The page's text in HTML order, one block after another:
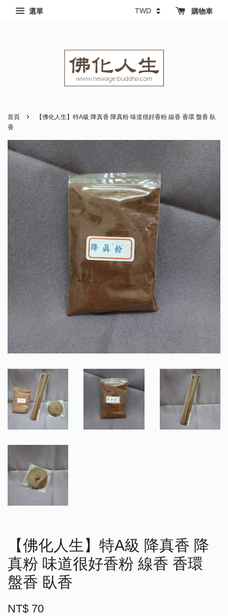
選單 購物車
首頁 ›
【佛化人生】特A級 降真香 降真粉 味道很好香粉 線香 香環 盤香 臥
香
【佛化人生】特A級 降真香 降
真粉 味道很好香粉 線香 香環
盤香 臥香
NT$ 70